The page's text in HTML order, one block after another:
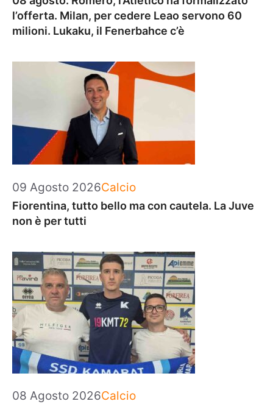
l’offerta. Milan, per cedere Leao servono 60
milioni. Lukaku, il Fenerbahce c’è
09 Agosto 2026Categorie
Calcio
Fiorentina, tutto bello ma con cautela. La Juve
non è per tutti
08 Agosto 2026Categorie
Calcio